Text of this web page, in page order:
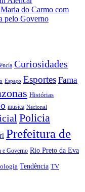
do Carmo com
pelo Governo
Curiosidades
Espaço Esportes Fama
Histórias
musica Nacional
Policia
Prefeitura de
e Governo Rio Preto da Eva
Tendência TV